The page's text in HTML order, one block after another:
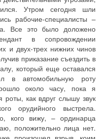
Утром сегодня шли
рабочие-специалисты –
Все это было доложено
в сопровождении
и двух-трех нижних чинов
приказание съездить в
который еще оставался
в автомобильную роту
около часу, пока я
как вдруг слышу звук
орудийного выстрела.
кого вижу, – ординарца
положительно лица нет.